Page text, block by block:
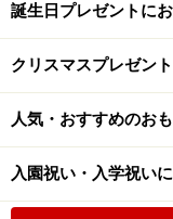
誕生日プレゼントに
クリスマスプレゼント
人気・おすすめのお
入園祝い・入学祝い